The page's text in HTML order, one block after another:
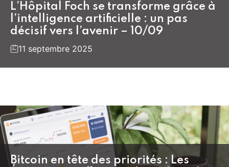
L’Hôpital Foch se transforme grâce à
l’intelligence artificielle : un pas
décisif vers l’avenir – 10/09
11 septembre 2025
Bitcoin en tête des priorités : Les